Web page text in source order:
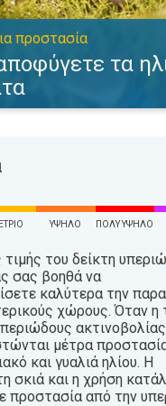
προστασία
τα
ΥΨΗΛΌ ΠΟΛΎ ΥΨΗΛΌ
του δείκτη
σας βοηθά να
καλύτερα την
χώρους. Όταν η
ακτινοβολίας
μέτρα
και γυαλιά ηλίου. Η
σκιά και η χρήση
προστασία από την